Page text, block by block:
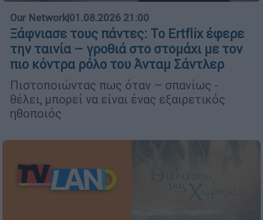
Our Network|01.08.2026 21:00
Ξάφνιασε τους πάντες: Το Ertflix έφερε
την ταινία – γροθιά στο στομάχι με τον
πιο κόντρα ρόλο του Άνταμ Σάντλερ
Πιστοποιώντας πως όταν – σπανίως -
θέλει, μπορεί να είναι ένας εξαιρετικός
ηθοποιός